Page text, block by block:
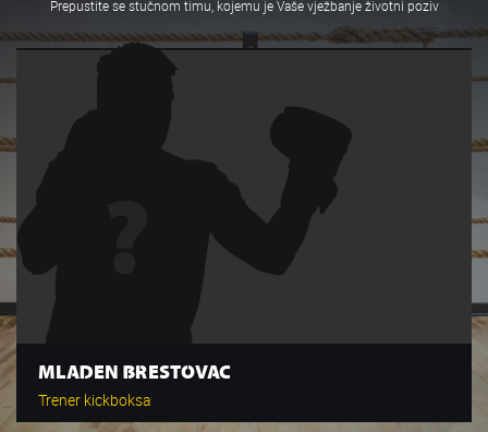
Prepustite se stučnom timu, kojemu je Vaše vježbanje životni poziv
MLADEN BRESTOVAC
Trener kickboksa